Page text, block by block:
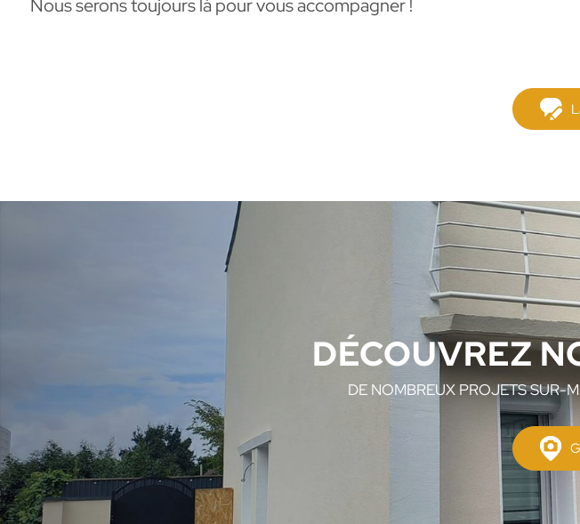
Nous serons toujours là pour vous accompagner !
DÉCOUVREZ
DE NOMBREUX PROJETS SUR-